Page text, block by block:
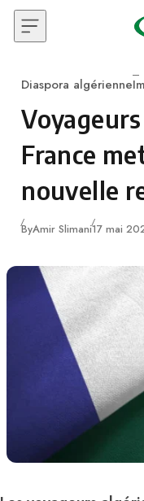
Skip to content
Category
Diaspora algérienne
France
nouvelle
ByAmir Slimani17 mai